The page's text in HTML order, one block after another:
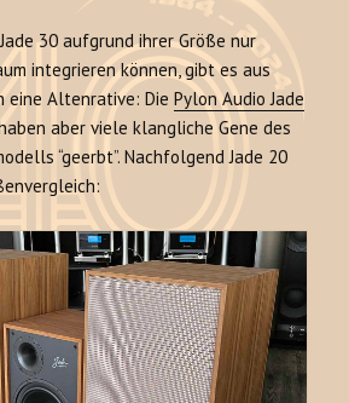
30 aufgrund ihrer Größe nur
integrieren können, gibt es aus
eine Altenrative: DiePylon Audio Jade
aber viele klangliche Gene des
“geerbt”. Nachfolgend Jade 20